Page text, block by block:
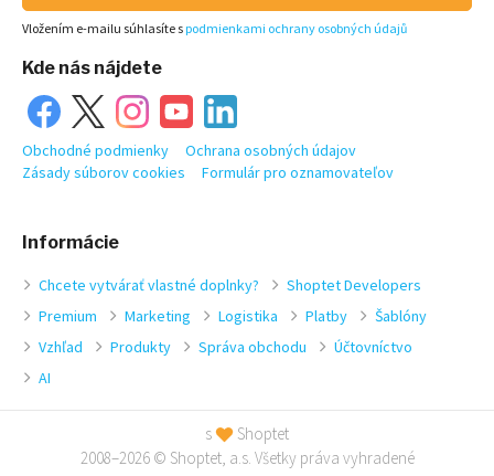
Informácie
Chcete vytvárať vlastné doplnky?
Shoptet Developers
Premium
Marketing Logistika Platby
Šablóny
Vzhľad
Produkty Správa obchodu
Účtovníctvo
AI
Vložením e-mailu súhlasíte s podmienkami ochrany osobných údajů
Kde nás nájdete
Obchodné podmienky
Ochrana osobných údajov
Zásady súborov cookies
Formulár pro oznamovateľov
s
Shoptet
2008–2026 © Shoptet, a.s. Všetky práva vyhradené